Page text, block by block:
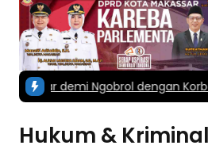
demi Ngobrol dengan Korban|
Hukum & Kriminal